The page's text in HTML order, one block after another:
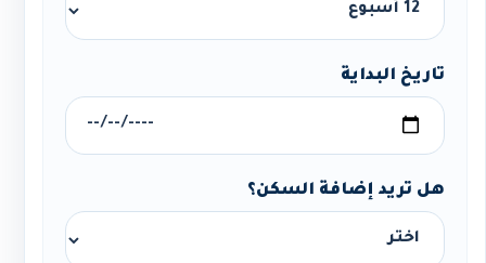
تاريخ البداية
هل تريد إضافة السكن؟